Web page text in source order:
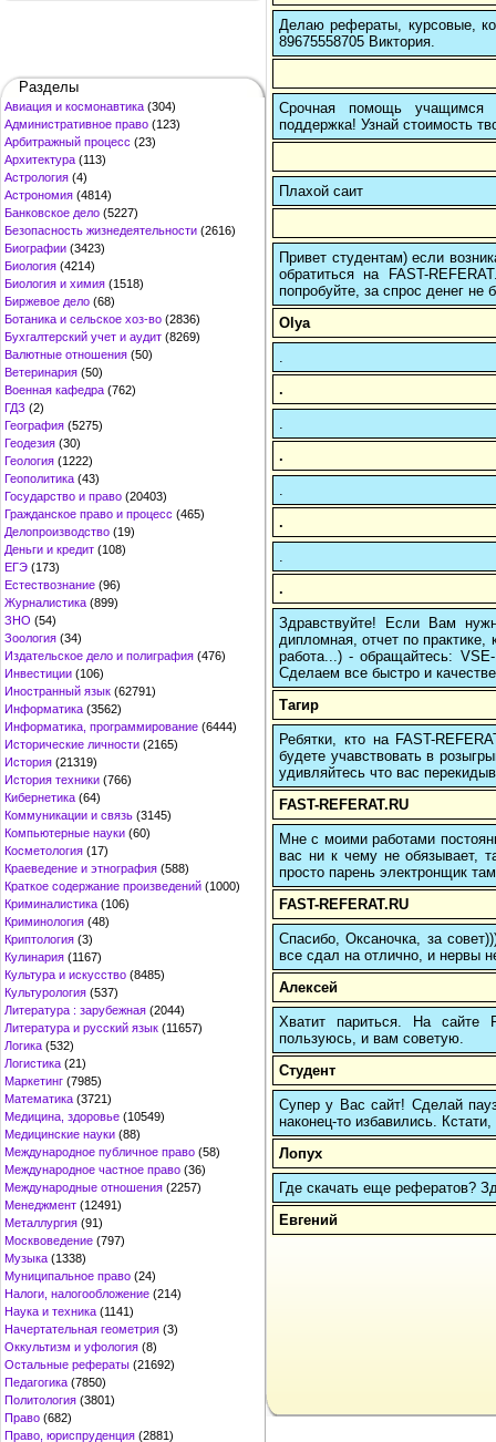
Разделы
Авиация и космонавтика (304)
Административное право (123)
Арбитражный процесс (23)
Архитектура (113)
Астрология (4)
Астрономия (4814)
Банковское дело (5227)
Безопасность жизнедеятельности (2616)
Биографии (3423)
Биология (4214)
Биология и химия (1518)
Биржевое дело (68)
Ботаника и сельское хоз-во (2836)
Бухгалтерский учет и аудит (8269)
Валютные отношения (50)
Ветеринария (50)
Военная кафедра (762)
ГДЗ (2)
География (5275)
Геодезия (30)
Геология (1222)
Геополитика (43)
Государство и право (20403)
Гражданское право и процесс (465)
Делопроизводство (19)
Деньги и кредит (108)
ЕГЭ (173)
Естествознание (96)
Журналистика (899)
ЗНО (54)
Зоология (34)
Издательское дело и полиграфия (476)
Инвестиции (106)
Иностранный язык (62791)
Информатика (3562)
Информатика, программирование (6444)
Исторические личности (2165)
История (21319)
История техники (766)
Кибернетика (64)
Коммуникации и связь (3145)
Компьютерные науки (60)
Косметология (17)
Краеведение и этнография (588)
Краткое содержание произведений (1000)
Криминалистика (106)
Криминология (48)
Криптология (3)
Кулинария (1167)
Культура и искусство (8485)
Культурология (537)
Литература : зарубежная (2044)
Литература и русский язык (11657)
Логика (532)
Логистика (21)
Маркетинг (7985)
Математика (3721)
Медицина, здоровье (10549)
Медицинские науки (88)
Международное публичное право (58)
Международное частное право (36)
Международные отношения (2257)
Менеджмент (12491)
Металлургия (91)
Москвоведение (797)
Музыка (1338)
Муниципальное право (24)
Налоги, налогообложение (214)
Наука и техника (1141)
Начертательная геометрия (3)
Оккультизм и уфология (8)
Остальные рефераты (21692)
Педагогика (7850)
Политология (3801)
Право (682)
Право, юриспруденция (2881)
Делаю рефераты, курсовые,
89675558705 Виктория.
Срочная помощь учащимся в
поддержка! Узнай стоимость
Плахой саит
Привет студентам) если
обратиться на FAST-
попробуйте, за спрос денег не
Olya
.
.
.
.
Здравствуйте! Если Вам
дипломная, отчет по
работа...) - обращайтесь:
Сделаем все быстро и
Тагир
Ребятки, кто на FAST-
будете учавствовать в
удивляйтесь что вас
FAST-REFERAT.RU
Мне с моими работами
вас ни к чему не обязывает,
просто парень электронщик
FAST-REFERAT.RU
Спасибо, Оксаночка, за
все сдал на отлично, и нервы
Алексей
Хватит париться. На
пользуюсь, и вам советую.
Студент
Супер у Вас сайт! Сделай
наконец-то избавились.
Лопух
Где скачать еще рефератов?
Евгений